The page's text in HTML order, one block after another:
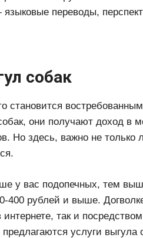
переводы,
собак
становится
они получают доход в
Но здесь, важно не
у вас подопечных, тем
400 рублей и выше.
интернете, так и
предлагаются услуги